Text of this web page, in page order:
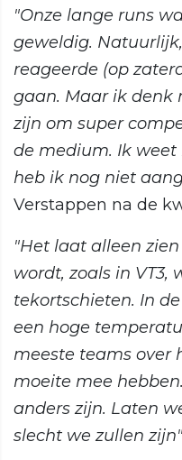
"Onze lange runs
geweldig.
reageerde (op
gaan. Maar ik denk
zijn om super
de medium. Ik weet
heb ik nog niet
Verstappen na de
"Het laat alleen
wordt, zoals in VT3,
tekortschieten. In
een hoge
meeste teams over
moeite mee
anders zijn. Laten
slecht we zullen zijn"